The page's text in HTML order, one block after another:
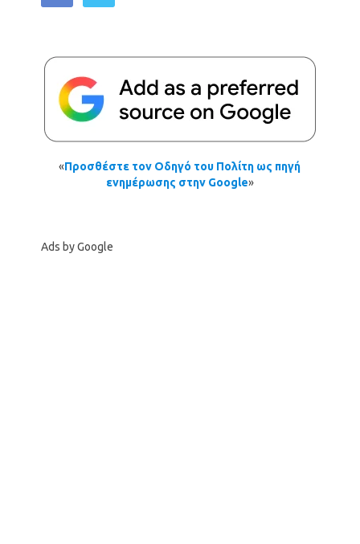
«Προσθέστε τον Οδηγό του Πολίτη ως πηγή
ενημέρωσης στην Google»
Ads by Google